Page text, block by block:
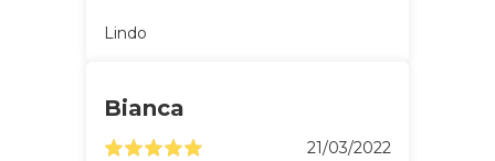
Lindo
Bianca
21/03/2022